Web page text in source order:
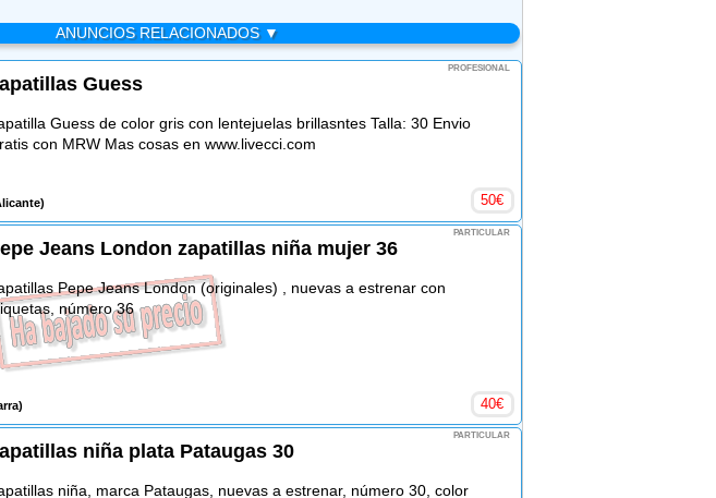
ANUNCIOS RELACIONADOS ▼
PROFESIONAL
Guess
Guess de color gris con lentejuelas brillasntes Talla: 30 Envio
con MRW Mas cosas en www.livecci.com
50€
PARTICULAR
Jeans London zapatillas niña mujer 36
Pepe Jeans London (originales) , nuevas a estrenar con
número 36
40€
PARTICULAR
niña plata Pataugas 30
niña, marca Pataugas, nuevas a estrenar, número 30, color